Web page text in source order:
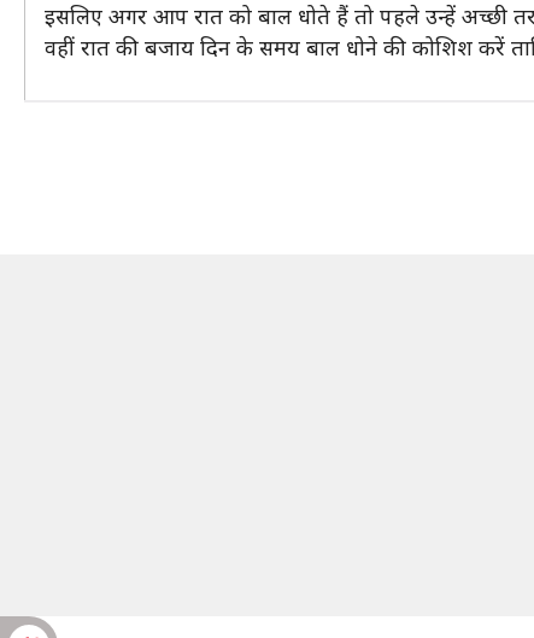
इसलिए अगर आप रात को बाल धोते हैं तो पहले उन्हें अच्छी
वहीं रात की बजाय दिन के समय बाल धोने की कोशिश करें